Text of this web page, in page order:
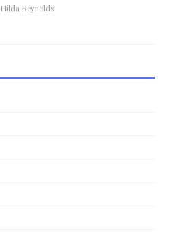
Hilda Reynolds